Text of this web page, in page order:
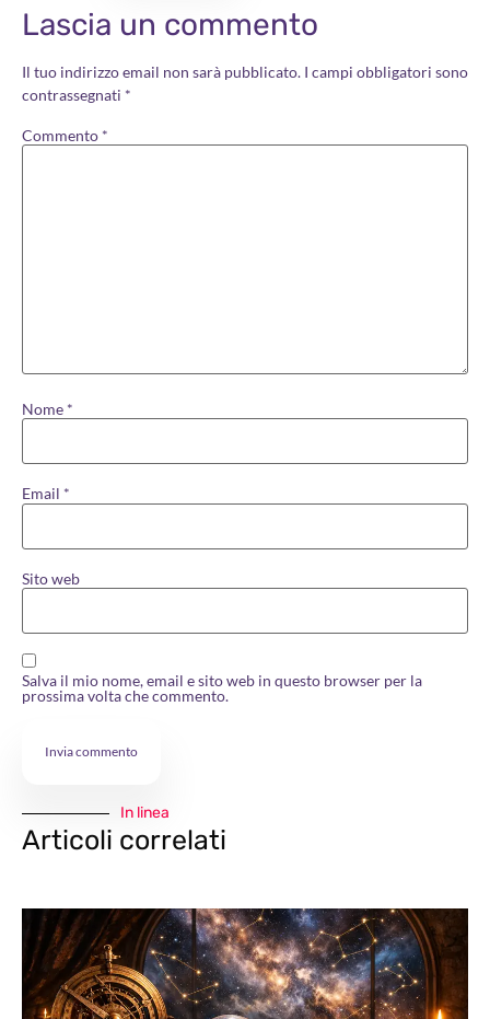
Lascia un commento
Il tuo indirizzo email non sarà pubblicato. I campi obbligatori sono
contrassegnati *
Commento *
Nome *
Email *
Sito web
Salva il mio nome, email e sito web in questo browser per la
prossima volta che commento.
In linea
Articoli correlati